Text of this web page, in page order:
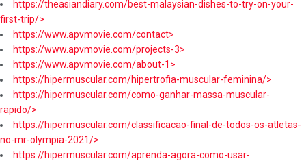
https://theasiandiary.com/best-malaysian-dishes-to-try-on-your-
first-trip/>
https://www.apvmovie.com/contact>
https://www.apvmovie.com/projects-3>
https://www.apvmovie.com/about-1>
https://hipermuscular.com/hipertrofia-muscular-feminina/>
https://hipermuscular.com/como-ganhar-massa-muscular-
rapido/>
https://hipermuscular.com/classificacao-final-de-todos-os-atletas-
no-mr-olympia-2021/>
https://hipermuscular.com/aprenda-agora-como-usar-